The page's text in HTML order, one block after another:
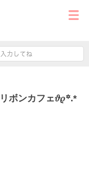
ボンカフェ‪𝜗𝜚꙳.*‬